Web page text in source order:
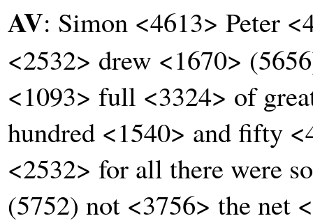
AV: Simon <4613> Peter
<2532> drew <1670>
<1093> full <3324> of
hundred <1540> and fifty
<2532> for all there were
(5752) not <3756> the net